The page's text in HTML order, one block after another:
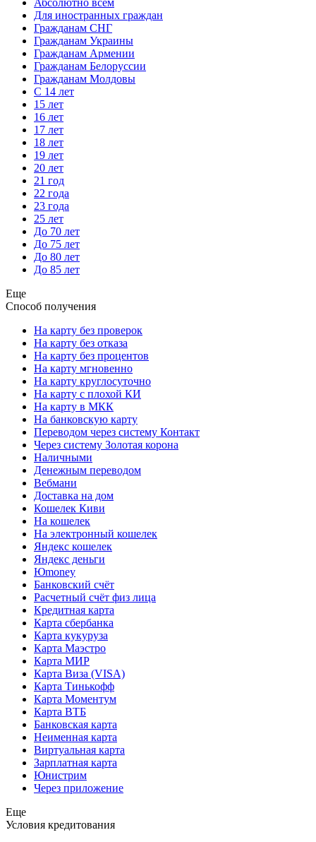
Абсолютно всем
Для иностранных граждан
Гражданам СНГ
Гражданам Украины
Гражданам Армении
Гражданам Белоруссии
Гражданам Молдовы
С 14 лет
15 лет
16 лет
17 лет
18 лет
19 лет
20 лет
21 год
22 года
23 года
25 лет
До 70 лет
До 75 лет
До 80 лет
До 85 лет
Еще
Способ получения
На карту без проверок
На карту без отказа
На карту без процентов
На карту мгновенно
На карту круглосуточно
На карту с плохой КИ
На карту в МКК
На банковскую карту
Переводом через систему Контакт
Через систему Золотая корона
Наличными
Денежным переводом
Вебмани
Доставка на дом
Кошелек Киви
На кошелек
На электронный кошелек
Яндекс кошелек
Яндекс деньги
Юmoney
Банковский счёт
Расчетный счёт физ лица
Кредитная карта
Карта сбербанка
Карта кукуруза
Карта Маэстро
Карта МИР
Карта Виза (VISA)
Карта Тинькофф
Карта Моментум
Карта ВТБ
Банковская карта
Неименная карта
Виртуальная карта
Зарплатная карта
Юнистрим
Через приложение
Еще
Условия кредитования